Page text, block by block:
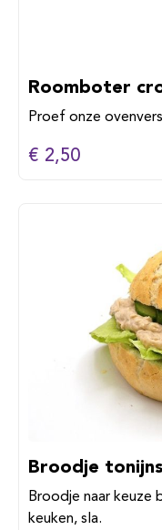
Roomboter
Proef onze
€ 2,50
Broodje
Broodje naar keuze
keuken, sla.